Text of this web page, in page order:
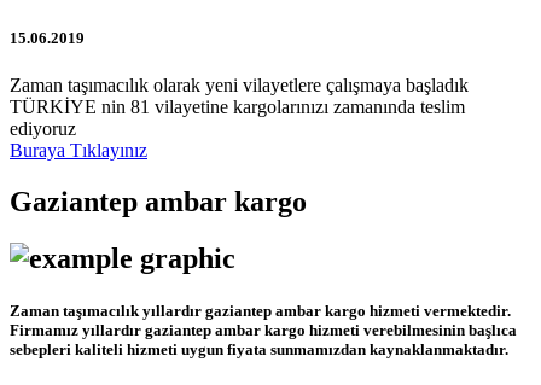
15.06.2019
Zaman taşımacılık olarak yeni vilayetlere çalışmaya başladık
TÜRKİYE nin 81 vilayetine kargolarınızı zamanında teslim
ediyoruz
Buraya Tıklayınız
Gaziantep ambar kargo
Zaman taşımacılık yıllardır gaziantep ambar kargo hizmeti vermektedir.
Firmamız yıllardır gaziantep ambar kargo hizmeti verebilmesinin başlıca
sebepleri kaliteli hizmeti uygun fiyata sunmamızdan kaynaklanmaktadır.